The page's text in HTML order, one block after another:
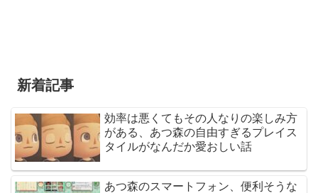
新着記事
効率は悪くてもその人なりの楽しみ方
がある、あつ森の自由すぎるプレイス
タイルがなんだか愛おしい話
あつ森のスマートフォン、便利そうな